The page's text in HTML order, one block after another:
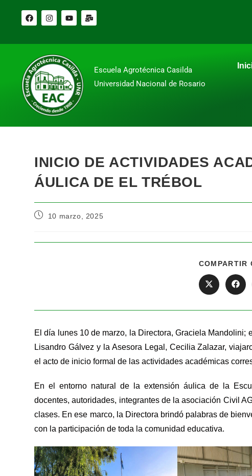
Escuela Agrotécnica Casilda
Universidad Nacional de Rosario
INICIO DE ACTIVIDADES
ÁULICA DE EL TRÉBOL
10 marzo, 2025
COMPARTIR
El día lunes 10 de marzo, la Directora, Graciela
Lisandro Gálvez y la Asesora Legal, Cecilia Zalazar,
el acto de inicio formal de las actividades académicas
En el entorno natural de la extensión áulica de la
docentes, autoridades, integrantes de la asociación Civil
clases. En ese marco, la Directora brindó palabras de
con la participación de toda la comunidad educativa.